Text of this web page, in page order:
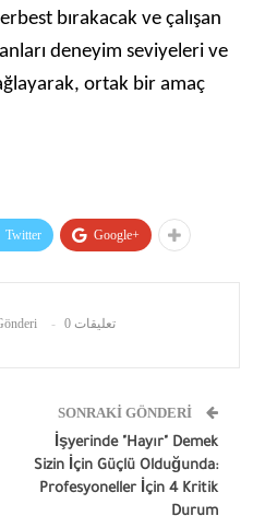
bırakacak ve çalışan
deneyim seviyeleri ve
ortak bir amaç
Twitter Google+
0 تعليقات
SONRAKI GÖNDERI
İşyerinde "Hayır" Demek
Sizin İçin Güçlü Olduğunda:
Profesyoneller İçin 4 Kritik
Durum